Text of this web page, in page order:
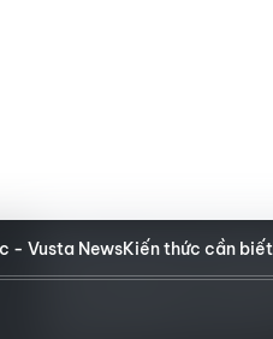
- Vusta NewsKiến thức cần biết